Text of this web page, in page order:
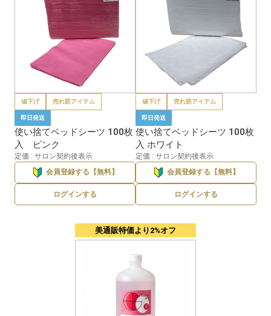
値下げ 売れ筋アイテム
即日発送
使い捨てベッドシーツ 100枚
入 ピンク
定価 : サロン契約後表示
会員登録する【無料】
ログインする
値下げ 売れ筋アイテム
即日発送
使い捨てベッドシーツ 100枚
入 ホワイト
定価 : サロン契約後表示
会員登録する【無料】
ログインする
美通販特価より2%オフ